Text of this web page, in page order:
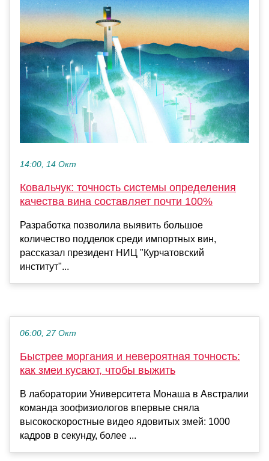
14:00, 14 Окт
Ковальчук: точность системы определения
качества вина составляет почти 100%
Разработка позволила выявить большое
количество подделок среди импортных вин,
рассказал президент НИЦ "Курчатовский
институт"...
06:00, 27 Окт
Быстрее моргания и невероятная точность:
как змеи кусают, чтобы выжить
В лаборатории Университета Монаша в Австралии
команда зоофизиологов впервые сняла
высокоскоростные видео ядовитых змей: 1000
кадров в секунду, более ...